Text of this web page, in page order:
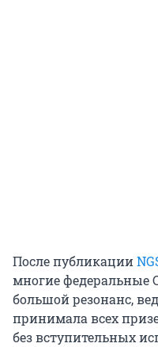
После публикации
многие федеральные
большой резонанс,
принимала всех
без вступительных